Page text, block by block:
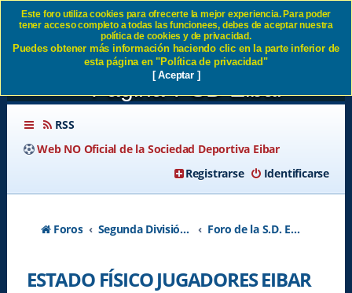
ESTADO FÍSICO
JUGADORES EIBAR -
Página 7 SD Eibar
RSS
Web NO Oficial de la Sociedad Deportiva Eibar
Identificarse
Registrarse
Foros Segunda División A - Temporada 2026-2027 Foro de la S.D. Eibar
ESTADO FÍSICO JUGADORES EIBAR
Este foro utiliza cookies para ofrecerte la mejor experiencia. Para poder
tener acceso completo a todas las funcionees, debes de aceptar nuestra
política de cookies y de privacidad.
Puedes obtener más información haciendo clic en la parte inferior de
esta página en "Política de privacidad"
[ Aceptar ]